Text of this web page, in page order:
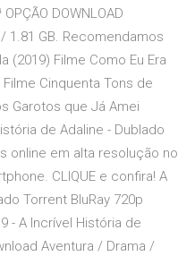
DOWNLOAD
/ 1.81 GB. Recomendamos
(2019) Filme Como Eu Era
Cinquenta Tons de
Garotos que Já Amei
de Adaline - Dublado
online em alta resolução no
CLIQUE e confira! A
Torrent BluRay 720p
- A Incrível História de
Aventura / Drama /